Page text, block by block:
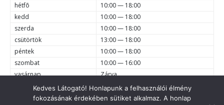
hétfõ
10:00 — 18:00
kedd
10:00 — 18:00
szerda
10:00 — 18:00
csütörtök
13:00 — 18:00
péntek
10:00 — 18:00
szombat
10:00 — 16:00
vasárnap
Zárva
Kedves Látogató! Honlapunk a felhasználói élmény
fokozásának érdekében sütiket alkalmaz. A honlap